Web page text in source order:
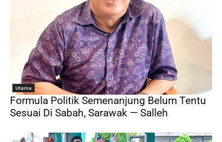
Utama
Formula Politik Semenanjung Belum Tentu
Sesuai Di Sabah, Sarawak — Salleh